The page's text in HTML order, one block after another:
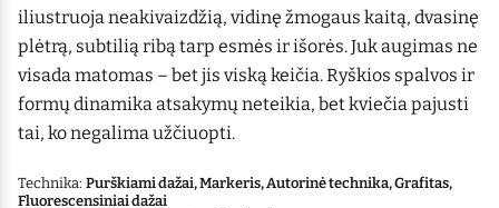
iliustruoja neakivaizdžią, vidinę žmogaus kaitą, dvasinę
plėtrą, subtilią ribą tarp esmės ir išorės. Juk augimas ne
visada matomas – bet jis viską keičia. Ryškios spalvos ir
formų dinamika atsakymų neteikia, bet kviečia pajusti
tai, ko negalima užčiuopti.
Technika: Purškiami dažai, Markeris, Autorinė technika, Grafitas,
Fluorescensiniai dažai